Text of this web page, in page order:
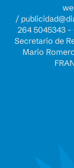
/
264 5045343 -
Secretario de
Mario